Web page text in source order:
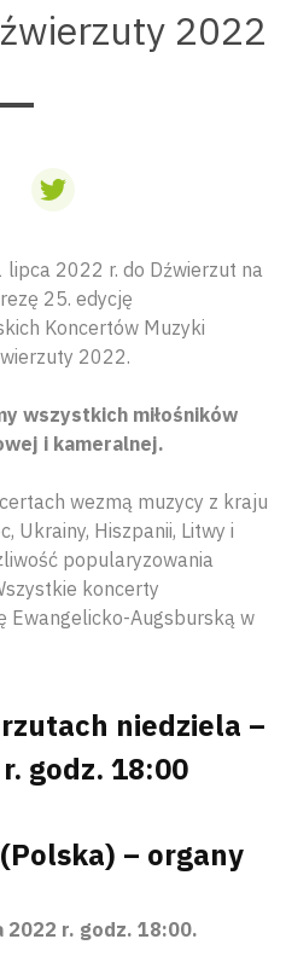
2022
2022 r. do Dźwierzut na
25. edycję
Koncertów Muzyki
2022.
wszystkich miłośników
i kameralnej.
wezmą muzycy z kraju
Ukrainy, Hiszpanii, Litwy i
popularyzowania
koncerty
Ewangelicko-Augsburską w
niedziela –
godz. 18:00
– organy
2022 r. godz. 18:00.